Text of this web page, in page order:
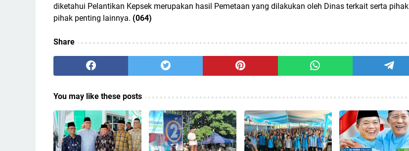
diketahui Pelantikan Kepsek merupakan hasil Pemetaan yang dilakukan oleh Dinas terkait serta pihak
pihak penting lainnya. (064)
Share
You may like these posts